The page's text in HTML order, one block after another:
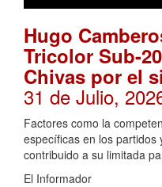
Hugo
Tricolor Sub-
Chivas por el
31 de Julio,
Factores como la
específicas en los partidos
contribuido a su limitada
El Informador